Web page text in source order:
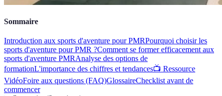
Sommaire
Introduction aux sports d'aventure pour PMRPourquoi choisir les
sports d'aventure pour PMR ?Comment se former efficacement aux
sports d'aventure PMRAnalyse des options de
formationL'importance des chiffres et tendances📺 Ressource
VidéoFoire aux questions (FAQ)GlossaireChecklist avant de
commencer